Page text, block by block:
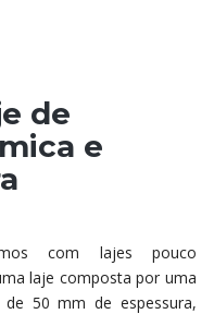
de
e
com lajes pouco
laje composta por uma
50 mm de espessura,